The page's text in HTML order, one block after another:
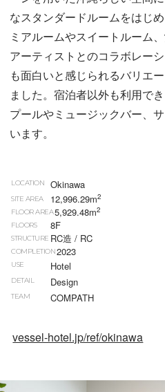
なスタンダードルームをはじ
ミアルームやスイートルーム
アーティストとのコラボレー
も面白いと感じられるバリエ
ました。宿泊者以外も利用で
プールやミュージックバー、
います。
LOCATION Okinawa
SITE AREA 12,996.29m2
FLOOR AREA5,929.48m2
FLOORS 8F
STRUCTURE RC造 / RC
COMPLETION2023
USE Hotel
DETAIL Design
TEAM COMPATH
vessel-hotel.jp/ref/okinawa